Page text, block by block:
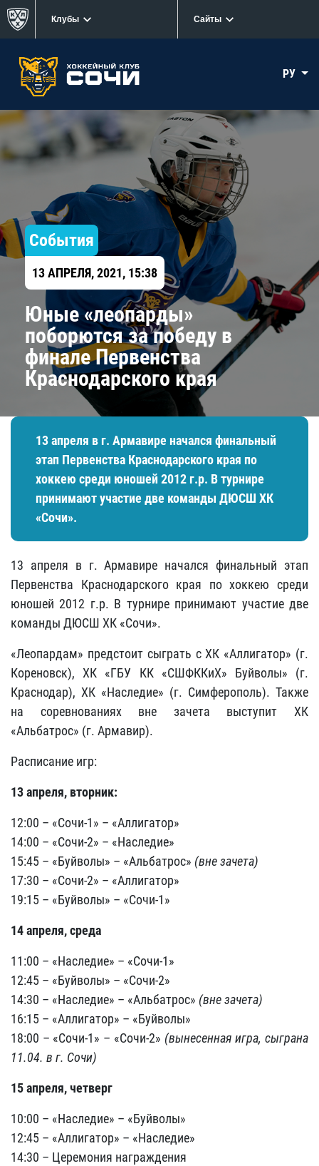
Клубы Сайты
РУ
События
13 АПРЕЛЯ, 2021, 15:38
Юные «леопарды»
поборются за победу в
финале Первенства
Краснодарского края
13 апреля в г. Армавире начался финальный
этап Первенства Краснодарского края по
хоккею среди юношей 2012 г.р. В турнире
принимают участие две команды ДЮСШ ХК
«Сочи».
13 апреля в г. Армавире начался финальный этап
Первенства Краснодарского края по хоккею среди
юношей 2012 г.р. В турнире принимают участие две
команды ДЮСШ ХК «Сочи».
«Леопардам» предстоит сыграть с ХК «Аллигатор» (г.
Кореновск), ХК «ГБУ КК «СШФККиХ» Буйволы» (г.
Краснодар), ХК «Наследие» (г. Симферополь). Также
на соревнованиях вне зачета выступит ХК
«Альбатрос» (г. Армавир).
Расписание игр:
13 апреля, вторник:
12:00 – «Сочи-1» – «Аллигатор»
14:00 – «Сочи-2» – «Наследие»
15:45 – «Буйволы» – «Альбатрос» (вне зачета)
17:30 – «Сочи-2» – «Аллигатор»
19:15 – «Буйволы» – «Сочи-1»
14 апреля, среда
11:00 – «Наследие» – «Сочи-1»
12:45 – «Буйволы» – «Сочи-2»
14:30 – «Наследие» – «Альбатрос» (вне зачета)
16:15 – «Аллигатор» – «Буйволы»
18:00 – «Сочи-1» – «Сочи-2» (вынесенная игра, сыграна
11.04. в г. Сочи)
15 апреля, четверг
10:00 – «Наследие» – «Буйволы»
12:45 – «Аллигатор» – «Наследие»
14:30 – Церемония награждения